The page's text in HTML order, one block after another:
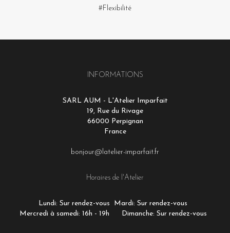
#Flexibilité
INFORMATIONS
SARL AUM - L'Atelier Imparfait
19, Rue du Rivage
66000 Perpignan
France
bonjour@latelier-imparfait.fr
Horaires de l'Atelier
Lundi: Sur rendez-vous
Mardi: Sur rendez-vous
Mercredi à samedi: 16h - 19h
Dimanche: Sur rendez-vous